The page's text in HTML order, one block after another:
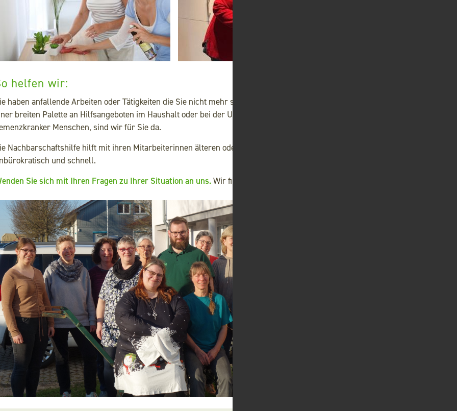
helfen wir:
haben anfallende Arbeiten oder Tätigkeiten die Sie nicht mehr selbst bewältigen können? Mit
breiten Palette an Hilfsangeboten im Haushalt oder bei der Unterstützung von Angehörigen
Menschen, sind wir für Sie da.
Nachbarschaftshilfe hilft mit ihren Mitarbeiterinnen älteren oder kranken Menschen
und schnell.
Sie sich mit Ihren Fragen zu Ihrer Situation an uns.Wir finden bestimmt eine Lösung.